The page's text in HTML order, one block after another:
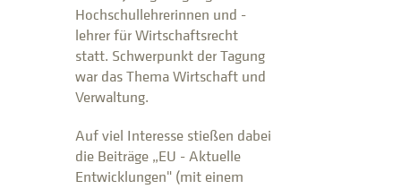
Hochschullehrerinnen und -
lehrer für Wirtschaftsrecht
statt. Schwerpunkt der Tagung
war das Thema Wirtschaft und
Verwaltung.
Auf viel Interesse stießen dabei
die Beiträge „EU - Aktuelle
Entwicklungen" (mit einem